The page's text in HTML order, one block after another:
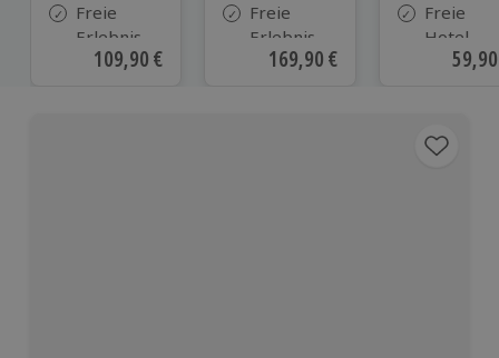
Freie
Erlebnis-
Auswahl
Aktueller Preis
109,90 €
Freie
Erlebnis-
Auswahl
Aktueller Preis
169,90 €
Freie
Hotel-
Auswahl